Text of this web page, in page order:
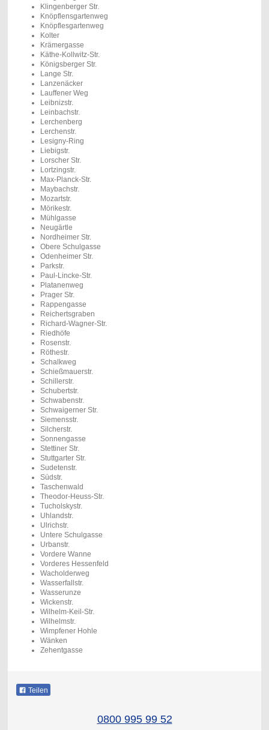
Klingenberger Str.
Knöpflensgartenweg
Knöpflesgartenweg
Kolter
Krämergasse
Käthe-Kollwitz-Str.
Königsberger Str.
Lange Str.
Lanzenäcker
Lauffener Weg
Leibnizstr.
Leinbachstr.
Lerchenberg
Lerchenstr.
Lesigny-Ring
Liebigstr.
Lorscher Str.
Lortzingstr.
Max-Planck-Str.
Maybachstr.
Mozartstr.
Mörikestr.
Mühlgasse
Neugärtle
Nordheimer Str.
Obere Schulgasse
Odenheimer Str.
Parkstr.
Paul-Lincke-Str.
Platanenweg
Prager Str.
Rappengasse
Reichertsgraben
Richard-Wagner-Str.
Riedhöfe
Rosenstr.
Röthestr.
Schalkweg
Schießmauerstr.
Schillerstr.
Schubertstr.
Schwabenstr.
Schwaigerner Str.
Siemensstr.
Silcherstr.
Sonnengasse
Stettiner Str.
Stuttgarter Str.
Sudetenstr.
Südstr.
Taschenwald
Theodor-Heuss-Str.
Tucholskystr.
Uhlandstr.
Ulrichstr.
Untere Schulgasse
Urbanstr.
Vordere Wanne
Vorderes Hessenfeld
Wacholderweg
Wasserfallstr.
Wasserunze
Wickenstr.
Wilhelm-Keil-Str.
Wilhelmstr.
Wimpfener Hohle
Wänken
Zehentgasse
Teilen
0800 995 99 52